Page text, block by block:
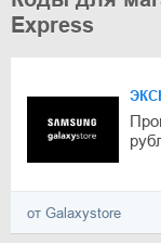
Express
от Galaxystore